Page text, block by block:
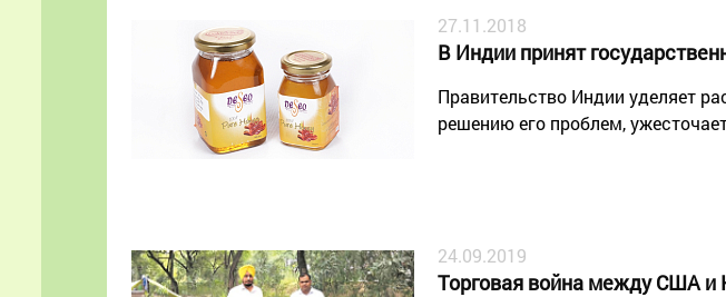
27.11.2018
В Индии принят
Правительство Индии уделяет
решению его проблем,
24.09.2019
Торговая война между США и